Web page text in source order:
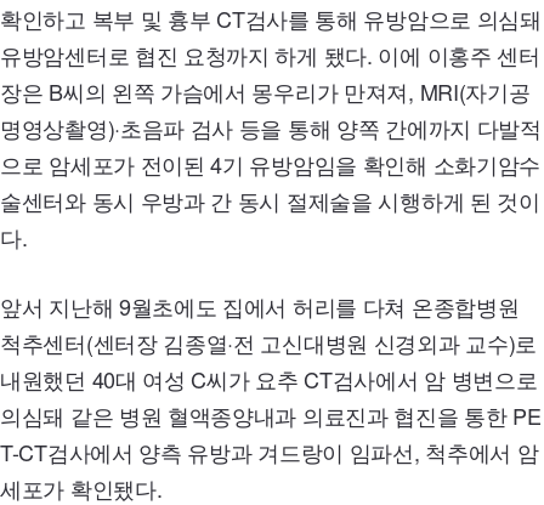
확인하고 복부 및 흉부 CT검사를 통해 유방암으로 의심돼
유방암센터로 협진 요청까지 하게 됐다. 이에 이홍주 센터
장은 B씨의 왼쪽 가슴에서 몽우리가 만져져, MRI(자기공
명영상촬영)·초음파 검사 등을 통해 양쪽 간에까지 다발적
으로 암세포가 전이된 4기 유방암임을 확인해 소화기암수
술센터와 동시 우방과 간 동시 절제술을 시행하게 된 것이
다.
앞서 지난해 9월초에도 집에서 허리를 다쳐 온종합병원
척추센터(센터장 김종열·전 고신대병원 신경외과 교수)로
내원했던 40대 여성 C씨가 요추 CT검사에서 암 병변으로
의심돼 같은 병원 혈액종양내과 의료진과 협진을 통한PE
T-CT검사에서 양측 유방과 겨드랑이 임파선, 척추에서 암
세포가 확인됐다.